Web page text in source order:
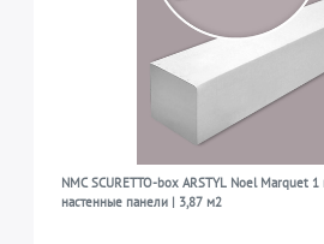
NMC SCURETTO-box ARSTYL Noel Marquet
настенные панели | 3,87 м2